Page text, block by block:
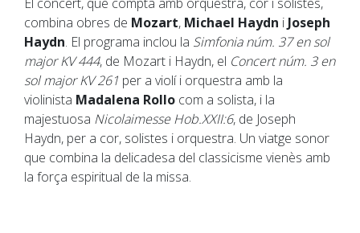
combina obres de Mozart, Michael Haydn i Joseph
Haydn. El programa inclou la Simfonia núm. 37 en sol
major KV 444, de Mozart i Haydn, el Concert núm. 3 en
sol major KV 261 per a violí i orquestra amb la
violinista Madalena Rollo com a solista, i la
majestuosa Nicolaimesse Hob.XXII:6, de Joseph
Haydn, per a cor, solistes i orquestra. Un viatge sonor
que combina la delicadesa del classicisme vienès amb
la força espiritual de la missa.